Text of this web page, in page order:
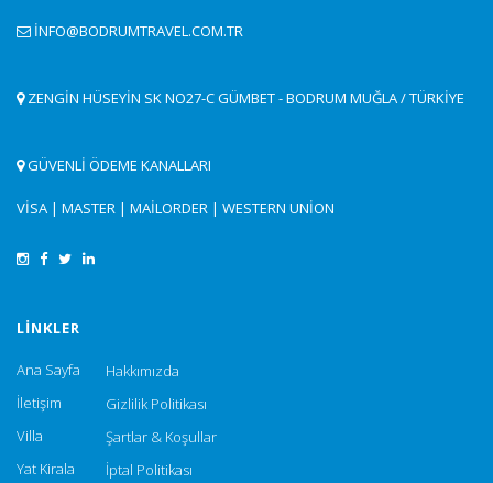
INFO@BODRUMTRAVEL.COM.TR
ZENGIN HÜSEYIN SK NO27-C GÜMBET - BODRUM MUĞLA / TÜRKIYE
GÜVENLİ ÖDEME KANALLARI
VISA | MASTER | MAILORDER | WESTERN UNION
LINKLER
Ana Sayfa
İletişim
Villa
Yat Kirala
Hakkımızda
Gizlilik Politikası
Şartlar & Koşullar
İptal Politikası